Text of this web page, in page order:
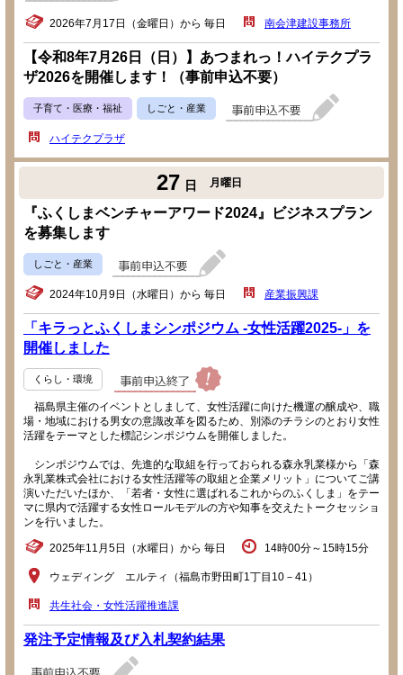
2026年7月17日（金曜日）から 毎日 南会津建設事務所
【令和8年7月26日（日）】あつまれっ！ハイテクプラ
ザ2026を開催します！（事前申込不要）
子育て・医療・福祉 しごと・産業
ハイテクプラザ
27 日 月曜日
『ふくしまベンチャーアワード2024』ビジネスプラン
を募集します
しごと・産業
2024年10月9日（水曜日）から 毎日 産業振興課
「キラっとふくしまシンポジウム -女性活躍2025-」を
開催しました
くらし・環境
福島県主催のイベントとしまして、女性活躍に向けた機運の醸成や、職
場・地域における男女の意識改革を図るため、別添のチラシのとおり女性
活躍をテーマとした標記シンポジウムを開催しました。
シンポジウムでは、先進的な取組を行っておられる森永乳業様から「森
永乳業株式会社における女性活躍等の取組と企業メリット」についてご講
演いただいたほか、「若者・女性に選ばれるこれからのふくしま」をテー
マに県内で活躍する女性ロールモデルの方や知事を交えたトークセッショ
ンを行いました。
2025年11月5日（水曜日）から 毎日 14時00分～15時15分
ウェディング エルティ（福島市野田町1丁目10－41）
共生社会・女性活躍推進課
発注予定情報及び入札契約結果